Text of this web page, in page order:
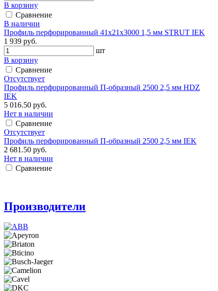
В корзину
Сравнение
В наличии
Профиль перфорированный 41х21х3000 1,5 мм STRUT IEK
1 939 руб.
шт
В корзину
Сравнение
Отсутствует
Профиль перфорированный П-образный 2500 2,5 мм HDZ
IEK
5 016.50 руб.
Нет в наличии
Сравнение
Отсутствует
Профиль перфорированный П-образный 2500 2,5 мм IEK
2 681.50 руб.
Нет в наличии
Сравнение
Производители